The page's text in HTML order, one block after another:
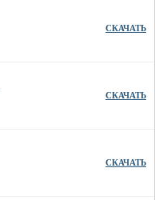
СКАЧАТЬ
СКАЧАТЬ
СКАЧАТЬ